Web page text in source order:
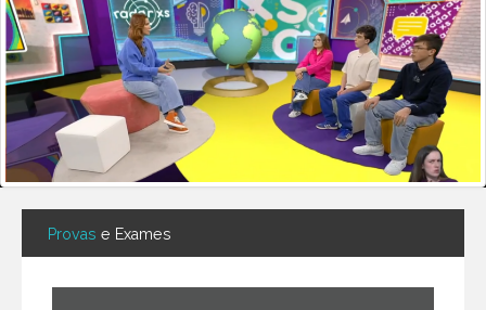
Provas e Exames